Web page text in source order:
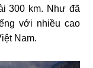
300 km. Như đã
với nhiều cao
Nam.